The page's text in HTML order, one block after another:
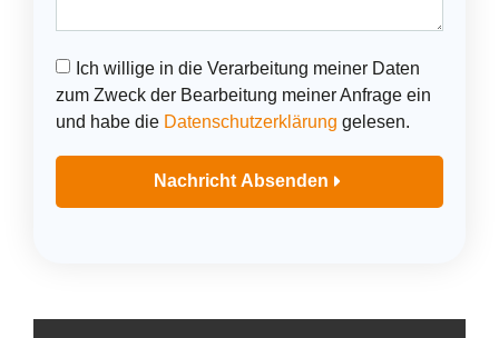
Ich willige in die Verarbeitung meiner Daten
zum Zweck der Bearbeitung meiner Anfrage ein
und habe die Datenschutzerklärung gelesen.
Nachricht Absenden